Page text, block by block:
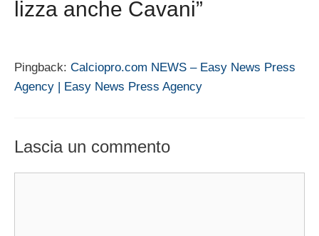
lizza anche Cavani”
Pingback: Calciopro.com NEWS – Easy News Press
Agency | Easy News Press Agency
Lascia un commento